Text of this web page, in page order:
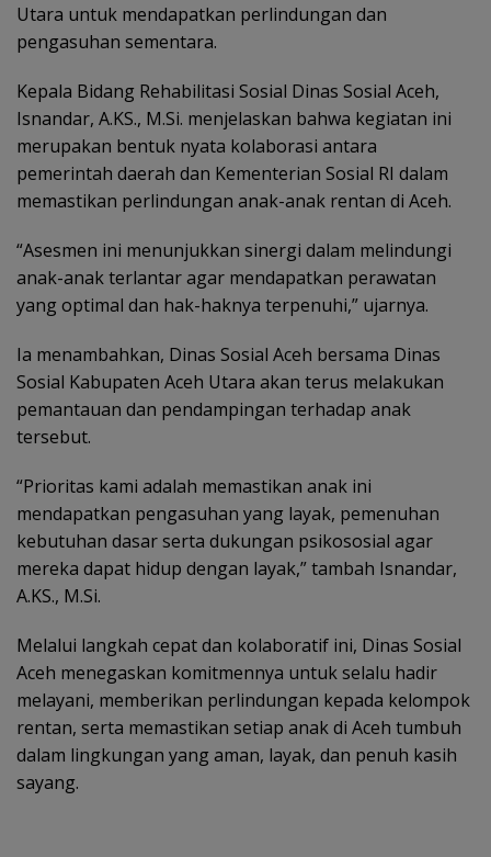
Utara untuk mendapatkan perlindungan dan
pengasuhan sementara.
Kepala Bidang Rehabilitasi Sosial Dinas Sosial Aceh,
Isnandar, A.KS., M.Si. menjelaskan bahwa kegiatan ini
merupakan bentuk nyata kolaborasi antara
pemerintah daerah dan Kementerian Sosial RI dalam
memastikan perlindungan anak-anak rentan di Aceh.
“Asesmen ini menunjukkan sinergi dalam melindungi
anak-anak terlantar agar mendapatkan perawatan
yang optimal dan hak-haknya terpenuhi,” ujarnya.
Ia menambahkan, Dinas Sosial Aceh bersama Dinas
Sosial Kabupaten Aceh Utara akan terus melakukan
pemantauan dan pendampingan terhadap anak
tersebut.
“Prioritas kami adalah memastikan anak ini
mendapatkan pengasuhan yang layak, pemenuhan
kebutuhan dasar serta dukungan psikososial agar
mereka dapat hidup dengan layak,” tambah Isnandar,
A.KS., M.Si.
Melalui langkah cepat dan kolaboratif ini, Dinas Sosial
Aceh menegaskan komitmennya untuk selalu hadir
melayani, memberikan perlindungan kepada kelompok
rentan, serta memastikan setiap anak di Aceh tumbuh
dalam lingkungan yang aman, layak, dan penuh kasih
sayang.